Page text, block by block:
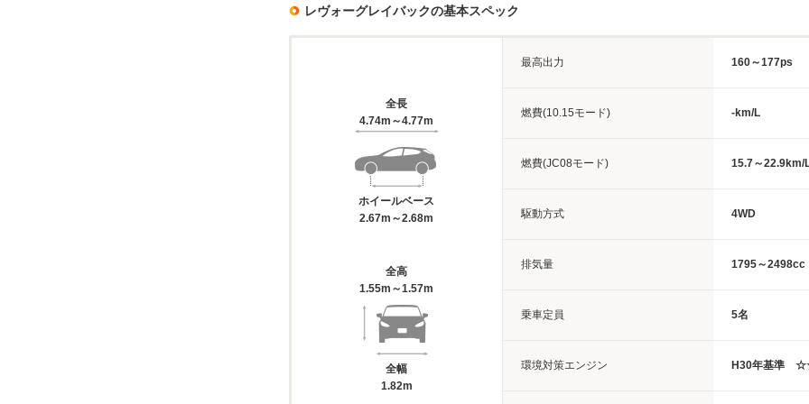
レヴォーグレイバックの基本スペック
全長
4.74m～4.77m
ホイールベース
2.67m～2.68m
全高
1.55m～1.57m
全幅
1.82m
最高出力 160～177ps
燃費(10.15モード) -km/L
燃費(JC08モード) 15.7～22.9km/
駆動方式 4WD
排気量 1795～2498cc
乗車定員 5名
環境対策エンジン H30年基準